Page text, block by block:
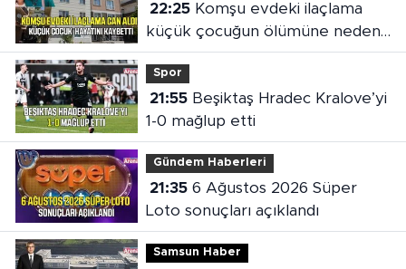
22:25Komşu evdeki ilaçlama
küçük çocuğun ölümüne neden
oldu
Spor
21:55Beşiktaş Hradec Kralove’yi
1-0 mağlup etti
Gündem Haberleri
21:356 Ağustos 2026 Süper
Loto sonuçları açıklandı
Samsun Haber